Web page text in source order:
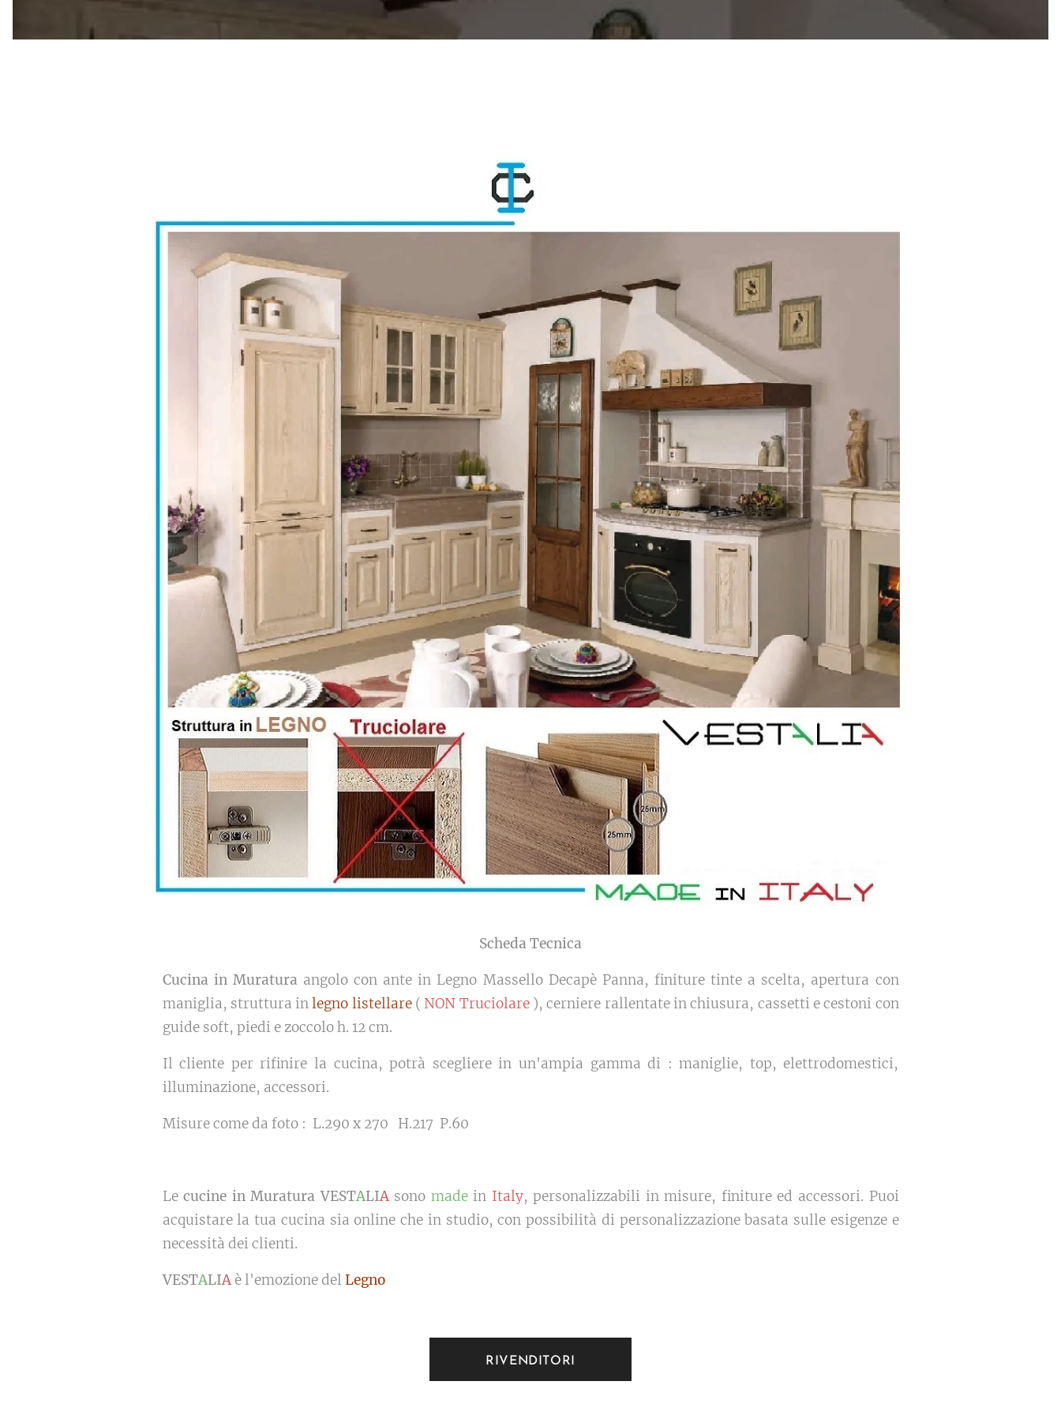
Scheda Tecnica
Cucina in Muratura angolo con ante in Legno Massello Decapè Panna, finiture tinte a scelta, apertura con
maniglia, struttura inlegno listellare ( NON Truciolare), cerniere rallentate in chiusura, cassetti e cestoni con
guide soft, piedi e zoccolo h. 12 cm.
Il cliente per rifinire la cucina, potrà scegliere in un'ampia gamma di : maniglie, top, elettrodomestici,
illuminazione, accessori.
Misure come da foto : L.290 x 270 H.217 P.60
Lecucine in Muratura VESTALIAsono madein Italy, personalizzabili in misure, finiture ed accessori. Puoi
acquistare la tua cucina sia online che in studio, con possibilità di personalizzazione basata sulle esigenze e
necessità dei clienti.
VESTALIA è l'emozione del Legno
RIVENDITORI